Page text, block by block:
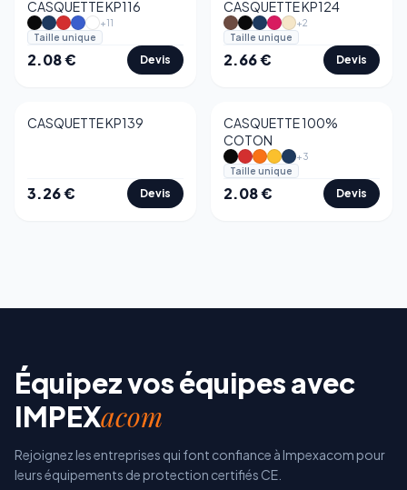
CASQUETTE KP116
+11
Taille unique
2.08€ Devis
CASQUETTE KP124
+2
Taille unique
2.66€ Devis
CASQUETTE KP139
3.26€ Devis
CASQUETTE 100%
COTON
+3
Taille unique
2.08€ Devis
Équipez vos équipes avec
IMPEXacom
Rejoignez les entreprises qui font confiance à Impexacom pour
leurs équipements de protection certifiés CE.